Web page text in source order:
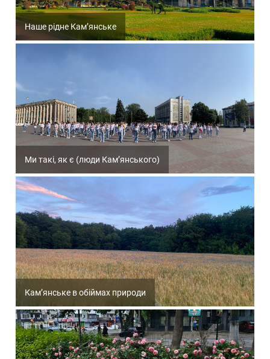
Наше рідне Кам’янське
Ми такі, як є (люди Кам’янського)
Кам’янське в обіймах природи